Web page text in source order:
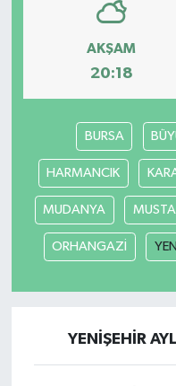
AKŞAM
20:18
BURSA
HARMANCIK
MUDANYA
ORHANGAZİ
YENİŞEHİR
Siyaset
Yerel